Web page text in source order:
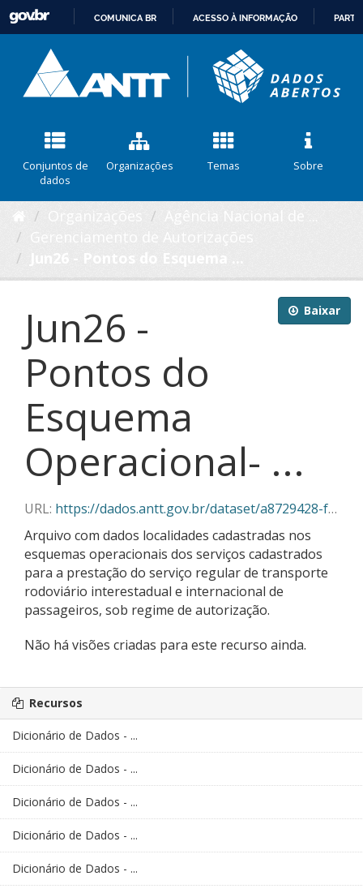
CONTEÚDO
COMUNICA BR ACESSO À INFORMAÇÃO
Conjuntos de
dados
Organizações Temas Sobre
Baixar
Jun26 -
Pontos do
Esquema
Operacional- ...
URL: https://dados.antt.gov.br/dataset/a8729428-f382-430c-abe5-6e5f85aa9a03/resource/d1fa5e52-5a35-4f7a-9ceb-3dc6cfbe5e89/download/pontos_esquema_operacional_06_2026.json
Arquivo com dados localidades cadastradas nos
esquemas operacionais dos serviços cadastrados
para a prestação do serviço regular de transporte
rodoviário interestadual e internacional de
passageiros, sob regime de autorização.
Não há visões criadas para este recurso ainda.
Recursos
Dicionário de Dados - ...
Dicionário de Dados - ...
Dicionário de Dados - ...
Dicionário de Dados - ...
Dicionário de Dados - ...